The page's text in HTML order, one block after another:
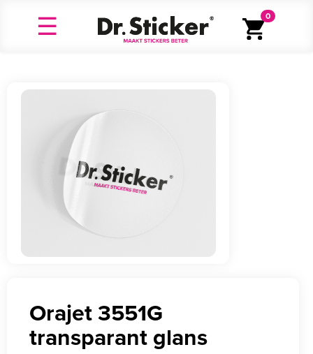
0
Orajet 3551G
transparant glans